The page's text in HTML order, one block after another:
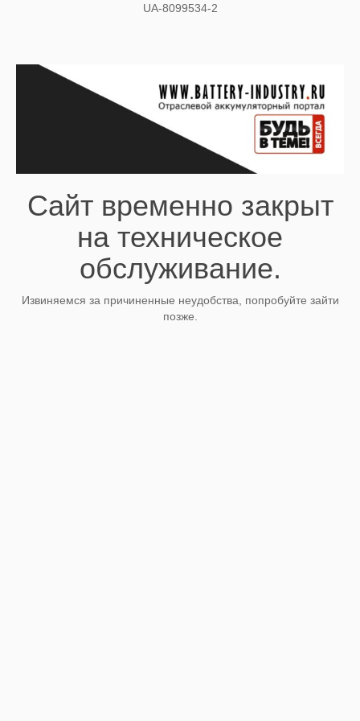
UA-8099534-2
Сайт временно закрыт
на техническое
обслуживание.
Извиняемся за причиненные неудобства, попробуйте зайти
позже.